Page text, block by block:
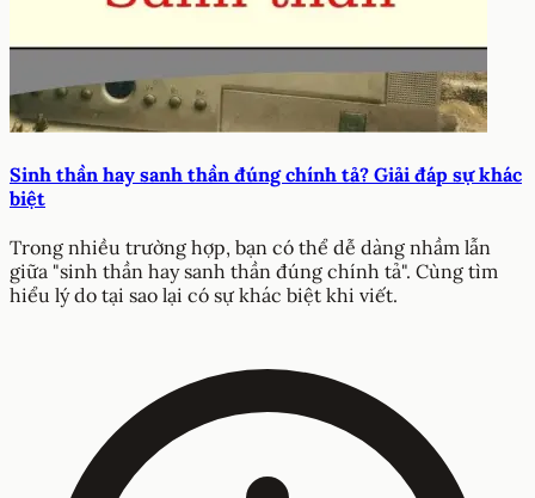
Sinh thần hay sanh thần đúng chính tả? Giải đáp sự khác
biệt
Trong nhiều trường hợp, bạn có thể dễ dàng nhầm lẫn
giữa "sinh thần hay sanh thần đúng chính tả". Cùng tìm
hiểu lý do tại sao lại có sự khác biệt khi viết.